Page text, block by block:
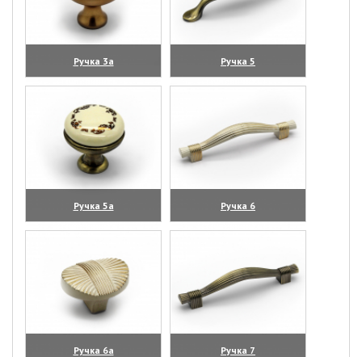
Ручка 3а
(увеличить)
Ручка 5
(увеличить)
Ручка 5а
(увеличить)
Ручка 6
(увеличить)
Ручка 6а
Ручка 7